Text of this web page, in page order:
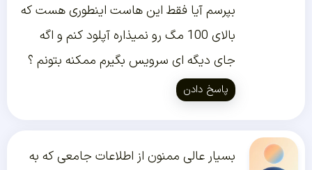
بپرسم آیا فقط این هاست اینطوری هست که
بالای 100 مگ رو نمیذاره آپلود کنم و اگه
جای دیگه ای سرویس بگیرم ممکنه بتونم ؟
پاسخ دادن
بسیار عالی ممنون از اطلاعات جامعی که به